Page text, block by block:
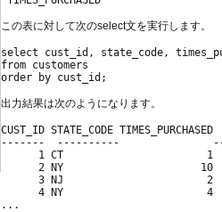
この表に対して次のselect文を実行します。
select cust_id, state_code,
from customers
出力結果は次のようになります。
CUST_ID STATE_CODE TIMES_PURCHASED
-------  ----------
      1 CT                       1
      2 NY                      10
      3 NJ                       2
      4 NY                       4
...